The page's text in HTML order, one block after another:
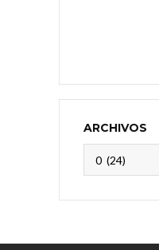
ARCHIVOS